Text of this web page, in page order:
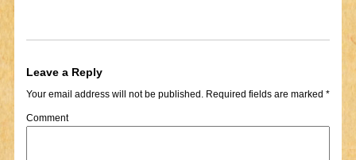
Leave a Reply
Your email address will not be published.Required fields are marked *
Comment